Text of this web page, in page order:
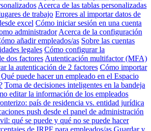
Acerca de las tablas personalizadas
de trabajo Errores al importar datos de
excel Cómo iniciar sesión en una cuenta
administrador Acerca de la configuración
añadir empleados/as Sobre las cuentas
legales Cómo configurar la
dos factores Autenticación multifactor (MFA)
la autenticación de 2 factores Cómo importar
puede hacer un empleado en el Espacio
Toma de decisiones inteligentes en la bandeja
editar la información de los empleados
país de residencia vs. entidad jurídica
push desde el panel de administración
qué se puede y qué no se puede hacer
de IRPF para empleados/as Guardar y